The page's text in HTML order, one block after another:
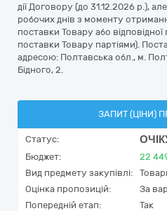
дії Договору (до 31.12.2026 р.),
робочих днів з моменту
поставки Товару або відповідної
поставки Товару партіями).
адресою: Полтавська обл., м.
Бідного, 2.
ЗАПИТ (ЦІНИ)
Статус:
Бюджет: 22
Вид предмету закупівлі:
Оцінка пропозицій:
За
Попередній етап:
Так